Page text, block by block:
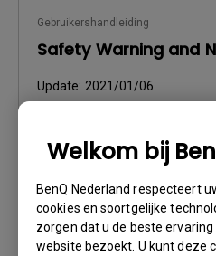
Welkom bij
BenQ Nederland respecteert
cookies en soortgelijke
zorgen dat u de beste
website bezoekt. U kunt deze
Gebruikershandleiding
Safety Warning and
Update: 2021/01/06
Versie:
Voorbeeld